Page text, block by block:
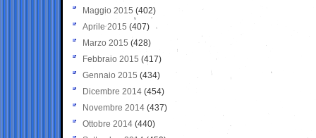
Maggio 2015 (402)
Aprile 2015 (407)
Marzo 2015 (428)
Febbraio 2015 (417)
Gennaio 2015 (434)
Dicembre 2014 (454)
Novembre 2014 (437)
Ottobre 2014 (440)